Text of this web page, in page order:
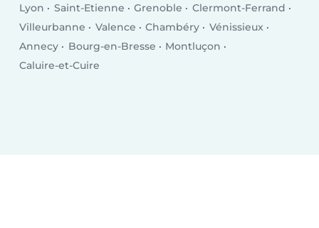
Lyon Saint-Etienne Grenoble
Clermont-Ferrand
Villeurbanne
Valence Chambéry
Vénissieux
Annecy
Bourg-en-Bresse
Montluçon
Caluire-et-Cuire